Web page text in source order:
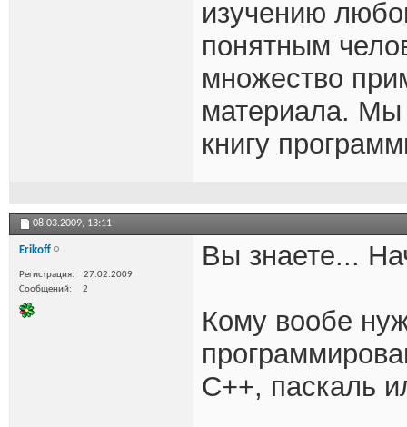
изучению
понятным
множество
материала. Мы
книгу
08.03.2009, 13:11
Erikoff
Регистрация
27.02.2009
Сообщений
2
Вы знаете...
Кому вообе
С++, паскаль